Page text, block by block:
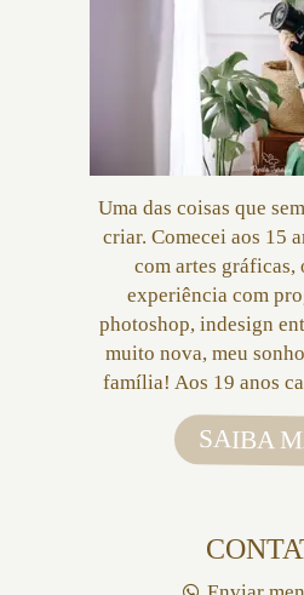
Uma das coisas que
criar. Comecei aos 15
com artes gráficas,
experiência com
photoshop, indesign
muito nova, meu
família! Aos 19 anos
SAIBA